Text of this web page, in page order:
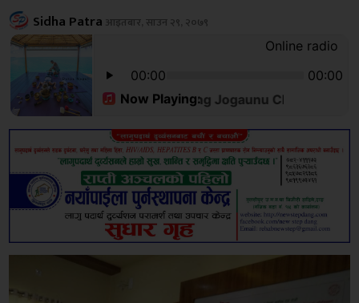
Sidha Patra आइतबार, साउन २९, २०७९